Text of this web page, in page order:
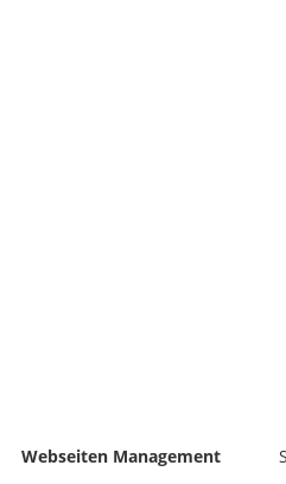
Webseiten Management S